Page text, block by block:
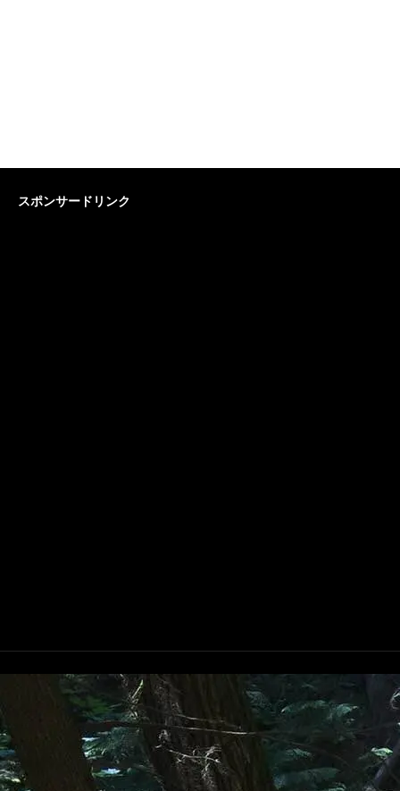
スポンサードリンク